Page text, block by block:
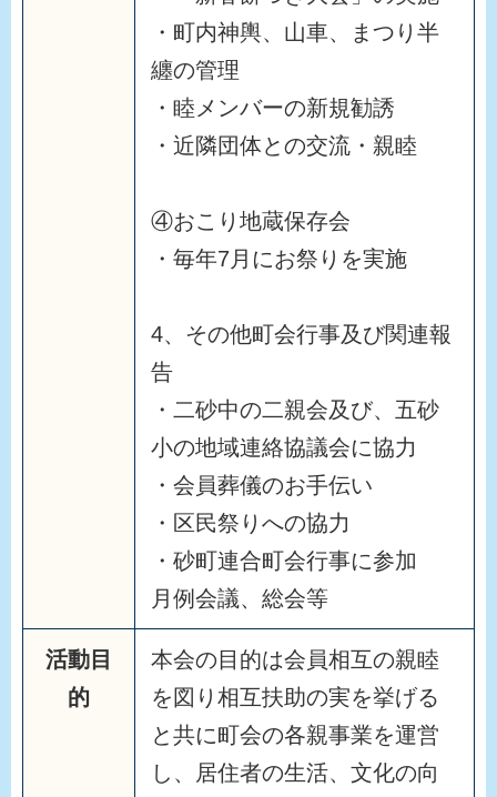
・町内神輿、山車、まつり半
纏の管理
・睦メンバーの新規勧誘
・近隣団体との交流・親睦
④おこり地蔵保存会
・毎年7月にお祭りを実施
4、その他町会行事及び関連報
告
・二砂中の二親会及び、五砂
小の地域連絡協議会に協力
・会員葬儀のお手伝い
・区民祭りへの協力
・砂町連合町会行事に参加
月例会議、総会等
活動目
的
本会の目的は会員相互の親睦
を図り相互扶助の実を挙げる
と共に町会の各親事業を運営
し、居住者の生活、文化の向